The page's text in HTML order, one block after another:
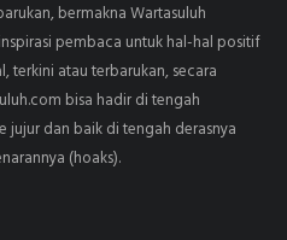
bermakna Wartasuluh
pembaca untuk hal-hal positif
terkini atau terbarukan, secara
bisa hadir di tengah
jujur dan baik di tengah derasnya
(hoaks).